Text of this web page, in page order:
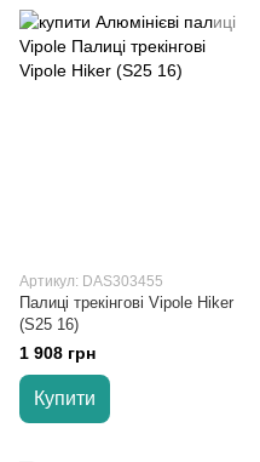
Артикул: DAS303455
Палиці трекінгові Vipole Hiker
(S25 16)
1 908 грн
Купити